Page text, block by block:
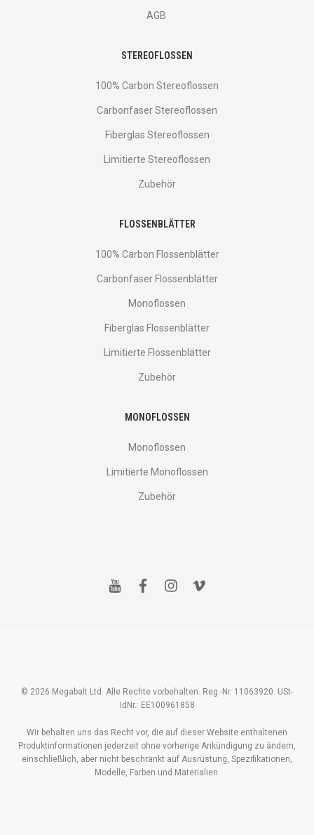
AGB
STEREOFLOSSEN
100% Carbon Stereoflossen
Carbonfaser Stereoflossen
Fiberglas Stereoflossen
Limitierte Stereoflossen
Zubehör
FLOSSENBLÄTTER
100% Carbon Flossenblätter
Carbonfaser Flossenblätter
Monoflossen
Fiberglas Flossenblätter
Limitierte Flossenblätter
Zubehör
MONOFLOSSEN
Monoflossen
Limitierte Monoflossen
Zubehör
y f i v
© 2026 Megabalt Ltd. Alle Rechte vorbehalten. Reg.-Nr. 11063920. USt-
IdNr.: EE100961858
Wir behalten uns das Recht vor, die auf dieser Website enthaltenen
Produktinformationen jederzeit ohne vorherige Ankündigung zu ändern,
einschließlich, aber nicht beschränkt auf Ausrüstung, Spezifikationen,
Modelle, Farben und Materialien.